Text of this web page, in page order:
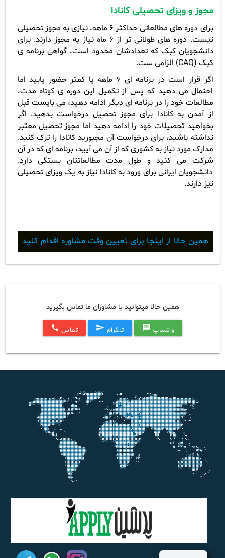
مجوز و ویزای تحصیلی کانادا
برای دوره های مطالعاتی حداکثر 6 ماهه، نیازی به مجوز تحصیلی
نیست. دوره های طولانی تر از 6 ماه نیاز به مجوز دارند. برای
دانشجویان کبک که تعدادشان محدود است، گواهی برنامه ی
کبک (CAQ) الزامی ست.
اگر قرار است در برنامه ای 6 ماهه یا کمتر حضور یابید اما
احتمال می دهید که پس از تکمیل این دوره ی کوتاه مدت،
مطالعات خود را در برنامه ای دیگر ادامه دهید، می بایست قبل
از آمدن به کانادا برای مجوز تحصیل درخواست بدهید. اگر
بخواهید تحصیلات خود را ادامه دهید اما مجوز تحصیل معتبر
نداشته باشید، برای درخواست آن مجبورید کانادا را ترک کنید.
مدارک مورد نیاز به کشوری که از آن می آیید، برنامه ای که در آن
شرکت می کنید و طول مدت مطالعاتتان بستگی دارد.
دانشجویان ایرانی برای ورود به کانادا نیاز به یک ویزای تحصیلی
نیز دارند.
همین حالا از اینجا برای تعیین وقت مشاوره اقدام کنید
همین حالا میتوانید با مشاوران ما تماس بگیرید
واتساپ message تلگرام send تماس call